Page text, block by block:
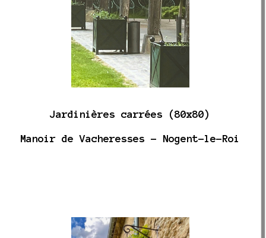
Jardinières carrées (80x80)
Manoir de Vacheresses - Nogent-le-Roi